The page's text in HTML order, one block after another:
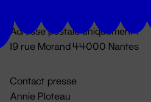
Adresse postale uniquement :
19 rue Morand 44000 Nantes
Contact presse
Annie Ploteau